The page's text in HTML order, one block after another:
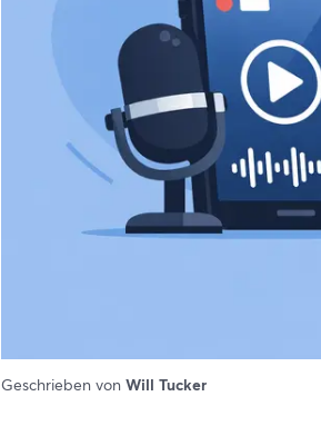
Geschrieben von Will Tucker